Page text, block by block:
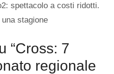
spettacolo a costi ridotti.
stagione
“Cross: 7
regionale